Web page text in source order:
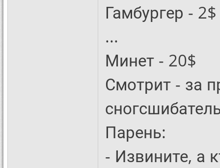
Гамбургер - 2$
...
Минет - 20$
Смотрит - за
Парень:
- Извините, а